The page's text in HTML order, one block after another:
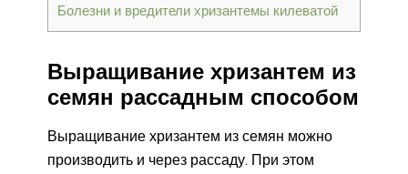
Болезни и вредители хризантемы килеватой
Выращивание хризантем из
семян рассадным способом
Выращивание хризантем из семян можно
производить и через рассаду. При этом